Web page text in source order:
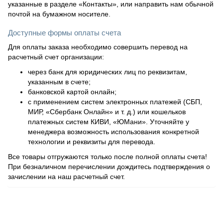
указанные в разделе «Контакты», или направить нам обычной
почтой на бумажном носителе.
Доступные формы оплаты счета
Для оплаты заказа необходимо совершить перевод на
расчетный счет организации:
через банк для юридических лиц по реквизитам,
указанным в счете;
банковской картой онлайн;
с применением систем электронных платежей (СБП,
МИР, «Сбербанк Онлайн» и т. д.) или кошельков
платежных систем КИВИ, «ЮМани». Уточняйте у
менеджера возможность использования конкретной
технологии и реквизиты для перевода.
Все товары отгружаются только после полной оплаты счета!
При безналичном перечислении дождитесь подтверждения о
зачислении на наш расчетный счет.